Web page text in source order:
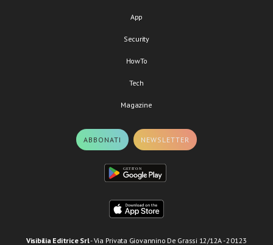
App
Security
HowTo
Tech
Magazine
ABBONATI NEWSLETTER
Visibilia Editrice Srl- Via Privata Giovannino De Grassi 12/12A - 20123